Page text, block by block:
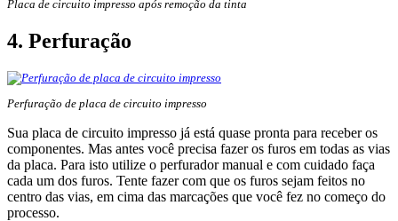
Placa de circuito impresso após remoção da tinta
4. Perfuração
Perfuração de placa de circuito impresso
Sua placa de circuito impresso já está quase pronta para receber os
componentes. Mas antes você precisa fazer os furos em todas as vias
da placa. Para isto utilize o perfurador manual e com cuidado faça
cada um dos furos. Tente fazer com que os furos sejam feitos no
centro das vias, em cima das marcações que você fez no começo do
processo.